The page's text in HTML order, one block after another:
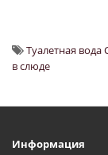
Туалетная вода
в слюде
Информация